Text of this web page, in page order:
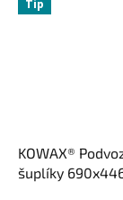
Tip
KOWAX®
šuplíky